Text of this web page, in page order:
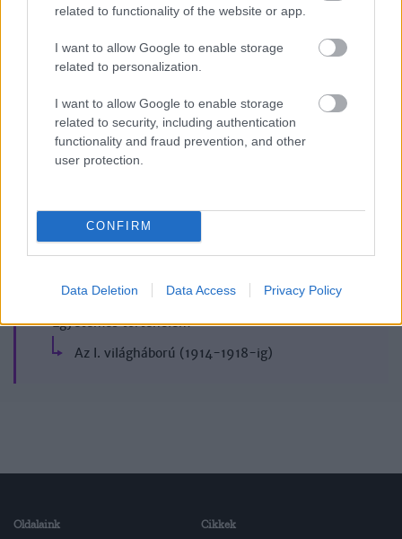
related to functionality of the website or app.
I want to allow Google to enable storage
related to personalization.
I want to allow Google to enable storage
related to security, including authentication
functionality and fraud prevention, and other
user protection.
CONFIRM
Data Deletion Data Access Privacy Policy
Egyetemes történelem
Az I. világháború (1914-1918-ig)
Oldalaink Cikkek